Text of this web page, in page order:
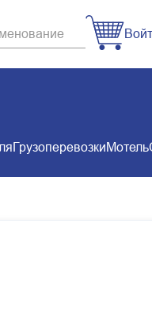
ГрузоперевозкиМотель